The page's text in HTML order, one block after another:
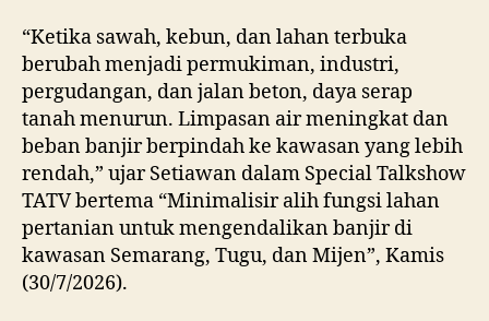
“Ketika sawah, kebun, dan lahan terbuka
berubah menjadi permukiman, industri,
pergudangan, dan jalan beton, daya serap
tanah menurun. Limpasan air meningkat dan
beban banjir berpindah ke kawasan yang lebih
rendah,” ujar Setiawan dalam Special Talkshow
TATV bertema “Minimalisir alih fungsi lahan
pertanian untuk mengendalikan banjir di
kawasan Semarang, Tugu, dan Mijen”, Kamis
(30/7/2026).